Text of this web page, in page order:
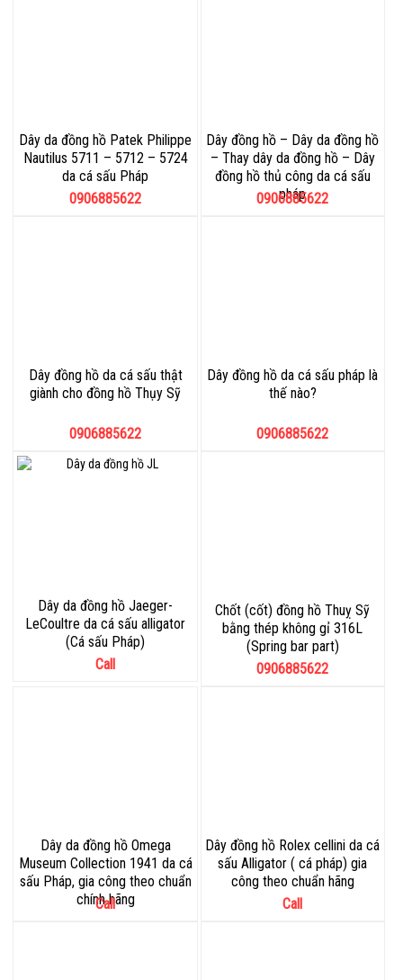
Dây da đồng hồ Patek Philippe
Nautilus 5711 – 5712 – 5724
da cá sấu Pháp
0906885622
Dây đồng hồ – Dây da đồng hồ
– Thay dây da đồng hồ – Dây
đồng hồ thủ công da cá sấu
pháp
0906885622
Dây đồng hồ da cá sấu thật
giành cho đồng hồ Thụy Sỹ
0906885622
Dây đồng hồ da cá sấu pháp là
thế nào?
0906885622
Dây da đồng hồ Jaeger-
LeCoultre da cá sấu alligator
(Cá sấu Pháp)
Call
Chốt (cốt) đồng hồ Thuỵ Sỹ
bằng thép không gỉ 316L
(Spring bar part)
0906885622
Dây da đồng hồ Omega
Museum Collection 1941 da cá
sấu Pháp, gia công theo chuẩn
chính hãng
Call
Dây đồng hồ Rolex cellini da cá
sấu Alligator ( cá pháp) gia
công theo chuẩn hãng
Call